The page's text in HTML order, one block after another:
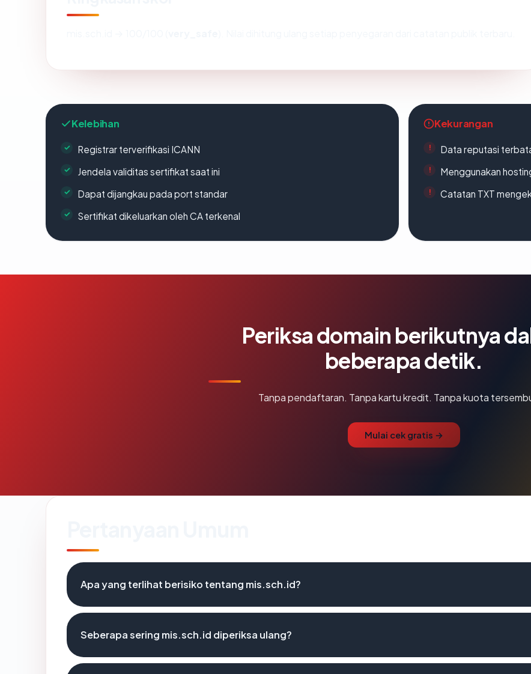
Kelebihan
Registrar terverifikasi ICANN
Jendela validitas sertifikat saat ini
Dapat dijangkau pada port standar
Sertifikat dikeluarkan oleh CA terkenal
Kekurangan
Data reputasi
Menggunakan
Catatan TXT
Periksa domain berikutnya
beberapa detik.
Tanpa pendaftaran. Tanpa kartu kredit. Tanpa kuota
Mulai cek gratis →
Apa yang terlihat berisiko tentang mis.sch.id?
Seberapa sering mis.sch.id diperiksa ulang?